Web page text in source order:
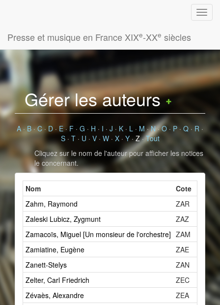
Presse et musique en France XIXe-XXe siècles
Gérer les auteurs
A·B·C · D·E· F · G · H · I · J · K · L · M·N·O · P· Q · R ·
S· T· U · V· W· X· Y·Z·Tout
Cliquez sur le nom de l'auteur pour afficher les notices
le concernant.
Nom Cote
Zahm, Raymond
ZAR
Zaleski Lubicz, Zygmunt
ZAZ
Zamacoïs, Miguel [Un monsieur de l'orchestre] ZAM
Zamiatine, Eugène
ZAE
Zanett-Stelys
ZAN
Zelter, Carl Friedrich
ZEC
Zévaès, Alexandre
ZEA